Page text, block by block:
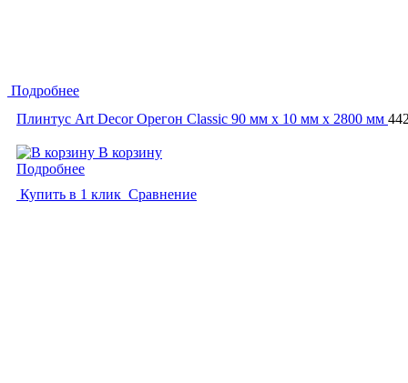
Подробнее
Плинтус Art Decor Орегон Classic 90 мм х 10 мм х 2800 мм
В корзину
Подробнее
Купить в 1 клик Сравнение